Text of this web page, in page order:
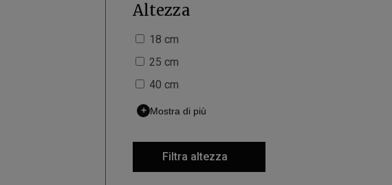
Altezza
18 cm
25 cm
40 cm
+ Mostra di più
Filtra altezza